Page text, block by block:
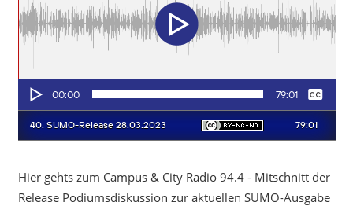
Hier gehts zum Campus & City Radio 94.4 - Mitschnitt der
Release Podiumsdiskussion zur aktuellen SUMO-Ausgabe